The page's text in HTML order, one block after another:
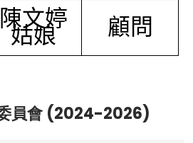
陳文婷
姑娘 顧問
員會 (2024-2026)